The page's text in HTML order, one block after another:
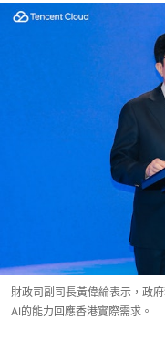
財政司副司長黃偉綸表示，政
AI的能力回應香港實際需求。